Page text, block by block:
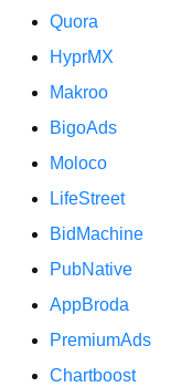
Quora
HyprMX
Makroo
BigoAds
Moloco
LifeStreet
BidMachine
PubNative
AppBroda
PremiumAds
Chartboost